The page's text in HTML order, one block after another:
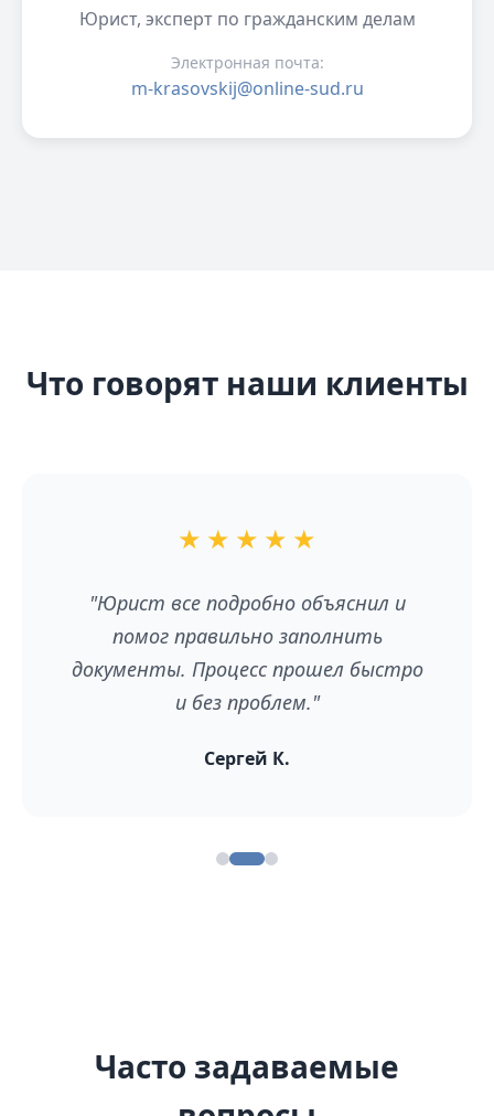
Юрист, эксперт по гражданским делам
Электронная почта:
m-krasovskij@online-sud.ru
Что говорят наши клиенты
★ ★ ★ ★ ★
"Юрист все подробно объяснил и
помог правильно заполнить
документы. Процесс прошел быстро
и без проблем."
Сергей К.
Часто задаваемые